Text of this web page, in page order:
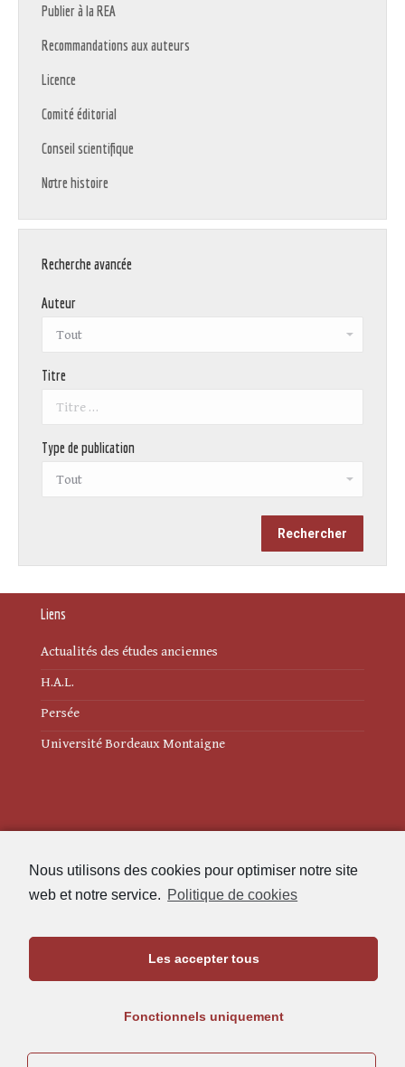
Nous utilisons des cookies pour optimiser notre site
web et notre service. Politique de cookies
Les accepter tous
Fonctionnels uniquement
Publier à la REA
Recommandations aux auteurs
Licence
Comité éditorial
Conseil scientifique
Notre histoire
Recherche avancée
Auteur
Titre
Type de publication
Liens
Actualités des études anciennes
H.A.L.
Persée
Université Bordeaux Montaigne
Politique de cookies (UE)
Maison de l'Archéologie
05.57.12.45.63